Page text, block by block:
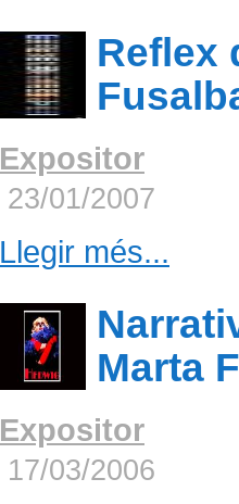
Reflex
Expositor
23/01/2007
Llegir més...
Marta
Expositor
17/03/2006